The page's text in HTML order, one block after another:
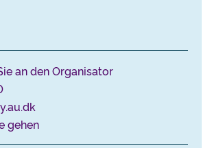
an den Organisator
gehen